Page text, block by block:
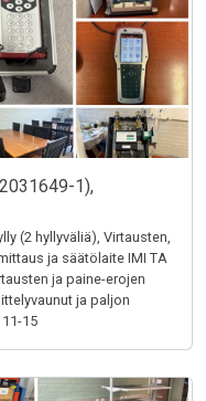
1),
(2 hyllyväliä), Virtausten,
ja säätölaite IMI TA
ja paine-erojen
ja paljon
11-15